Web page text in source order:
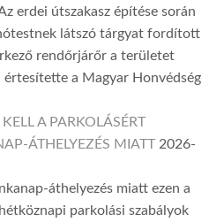
erdei útszakasz építése során
látszó tárgyat fordított
rendőrjárőr a területet
a Magyar Honvédség
A PARKOLÁSÉRT
ÁTHELYEZÉS MIATT 2026-
áthelyezés miatt ezen a
parkolási szabályok